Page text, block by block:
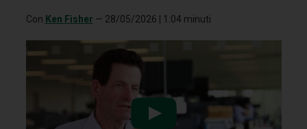
Con Ken Fisher — 28/05/2026 | 1:04 minuti